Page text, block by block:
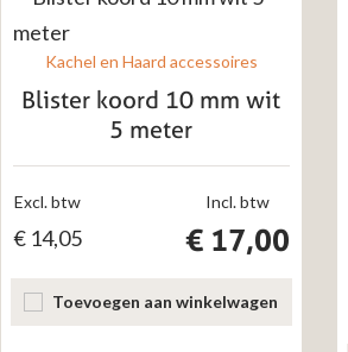
Kachel en Haard accessoires
Blister koord 10 mm wit
5 meter
Incl. btw
€ 17,00
Excl. btw
€14,05
Toevoegen aan winkelwagen